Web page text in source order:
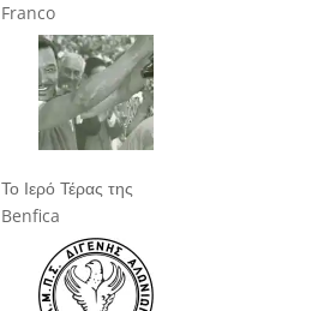
Franco
Το Ιερό Τέρας της
Benfica